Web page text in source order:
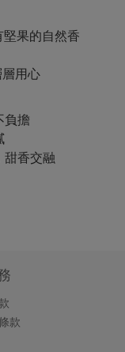
果的自然香
用心
負擔
甜香交融
款